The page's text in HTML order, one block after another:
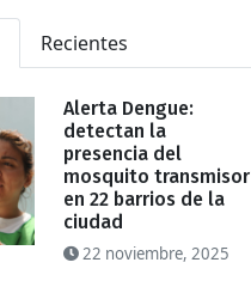
Recientes
Alerta Dengue:
detectan la
presencia del
mosquito transmisor
en 22 barrios de la
ciudad
22 noviembre, 2025